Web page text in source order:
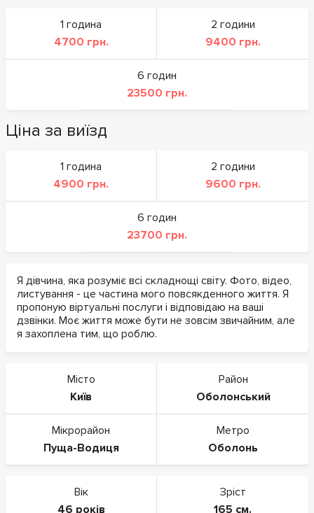
1 година
4700 грн.
2 години
9400 грн.
6 годин
23500 грн.
Ціна за виїзд
1 година
4900 грн.
2 години
9600 грн.
6 годин
23700 грн.
Я дівчина, яка розуміє всі складнощі світу. Фото, відео,
листування - це частина мого повсякденного життя. Я
пропоную віртуальні послуги і відповідаю на ваші
дзвінки. Моє життя може бути не зовсім звичайним, але
я захоплена тим, що роблю.
Місто
Київ
Район
Оболонський
Мікрорайон
Пуща-Водиця
Метро
Оболонь
Вік
46 років
Зріст
165 см.